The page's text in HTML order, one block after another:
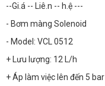
--Gi.á -- Liê.n -- h.ệ ---
- Bơm màng Solenoid
- Model: VCL 0512
+ Lưu lượng: 12 L/h
+ Áp làm việc lên đến 5 bar